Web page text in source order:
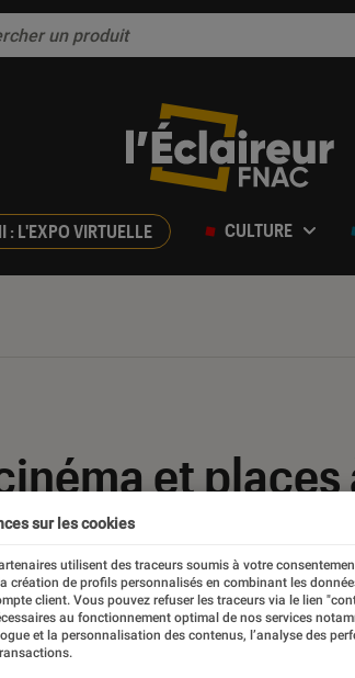
: L'EXPO VIRTUELLE CULTURE
et places
sur les cookies
utilisent des traceurs soumis à votre
création de profils personnalisés en combinant les
client. Vous pouvez refuser les traceurs via le lien
au fonctionnement optimal de nos services
et la personnalisation des contenus, l’analyse des